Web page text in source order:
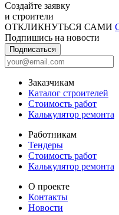
Создайте заявку
и строители
ОТКЛИКНУТЬСЯ САМИ
Подпишись на новости
Подписаться
Заказчикам
Каталог строителей
Стоимость работ
Калькулятор ремонта
Работникам
Тендеры
Стоимость работ
Калькулятор ремонта
О проекте
Контакты
Новости